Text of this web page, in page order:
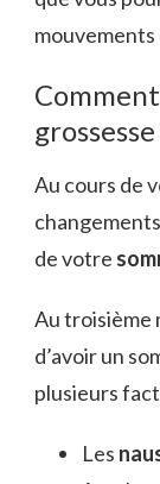
mouvements
grossesse
Au cours de
de votre
Au troisième
d’avoir un
plusieurs
Les